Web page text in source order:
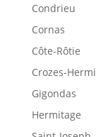
Condrieu
Cornas
Côte-Rôtie
Crozes-
Gigondas
Hermitage